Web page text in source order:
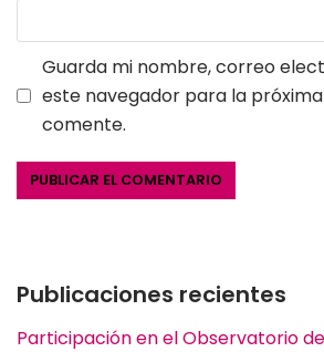
Guarda mi nombre, correo
este navegador para la
comente.
Publicaciones recientes
Participación en el Observatorio